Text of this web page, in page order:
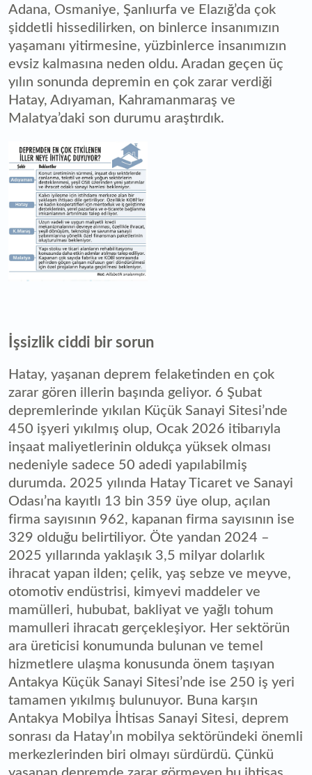
Adana, Osmaniye, Şanlıurfa ve Elazığ’da çok
şiddetli hissedilirken, on binlerce insanımızın
yaşamanı yitirmesine, yüzbinlerce insanımızın
evsiz kalmasına neden oldu. Aradan geçen üç
yılın sonunda depremin en çok zarar verdiği
Hatay, Adıyaman, Kahramanmaraş ve
Malatya’daki son durumu araştırdık.
İşsizlik ciddi bir sorun
Hatay, yaşanan deprem felaketinden en çok
zarar gören illerin başında geliyor. 6 Şubat
depremlerinde yıkılan Küçük Sanayi Sitesi’nde
450 işyeri yıkılmış olup, Ocak 2026 itibarıyla
inşaat maliyetlerinin oldukça yüksek olması
nedeniyle sadece 50 adedi yapılabilmiş
durumda. 2025 yılında Hatay Ticaret ve Sanayi
Odası’na kayıtlı 13 bin 359 üye olup, açılan
firma sayısının 962, kapanan firma sayısının ise
329 olduğu belirtiliyor. Öte yandan 2024 –
2025 yıllarında yaklaşık 3,5 milyar dolarlık
ihracat yapan ilden; çelik, yaş sebze ve meyve,
otomotiv endüstrisi, kimyevi maddeler ve
mamülleri, hububat, bakliyat ve yağlı tohum
mamulleri ihracatı gerçekleşiyor. Her sektörün
ara üreticisi konumunda bulunan ve temel
hizmetlere ulaşma konusunda önem taşıyan
Antakya Küçük Sanayi Sitesi’nde ise 250 iş yeri
tamamen yıkılmış bulunuyor. Buna karşın
Antakya Mobilya İhtisas Sanayi Sitesi, deprem
sonrası da Hatay’ın mobilya sektöründeki önemli
merkezlerinden biri olmayı sürdürdü. Çünkü